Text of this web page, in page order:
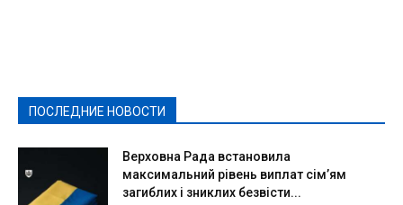
ПОСЛЕДНИЕ НОВОСТИ
Верховна Рада встановила
максимальний рівень виплат сім’ям
загиблих і зниклих безвісти...